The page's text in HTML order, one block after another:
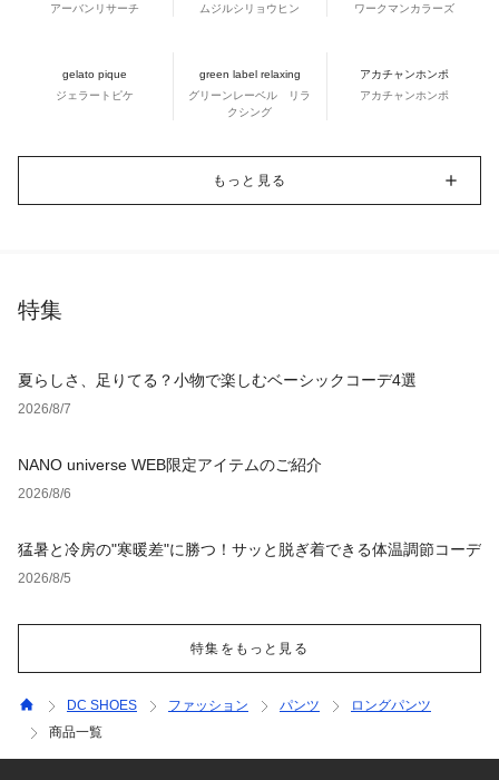
アーバンリサーチ
ムジルシリョウヒン
ワークマンカラーズ
gelato pique
ジェラートピケ
green label relaxing
グリーンレーベル リラ
クシング
アカチャンホンポ
アカチャンホンポ
もっと見る
特集
夏らしさ、足りてる？小物で楽しむベーシックコーデ4選
2026/8/7
NANO universe WEB限定アイテムのご紹介
2026/8/6
猛暑と冷房の"寒暖差"に勝つ！サッと脱ぎ着できる体温調節コーデ
2026/8/5
特集をもっと見る
DC SHOES ファッション パンツ
ロングパンツ
商品一覧